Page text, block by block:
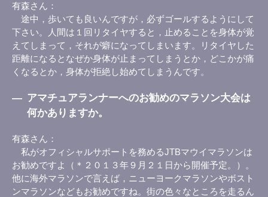
有森さん
途中，歩いても良いんですが，必ずゴールするようにして
下さい。人間は１回リタイヤすると，止めることを身体が覚
えてしまって，それが癖になってしまいます。リタイヤした
距離になるとなぜか身体が止まってしまうとか，どこかが痛
くなるとか，身体が拒絶し始めてしまうんです。
― アマチュアランナーへのお勧めのマラソン大会は
何かありますか。
有森さん
私がオフィシャルサポートを務めるJTBマウイマラソンは
お勧めですよ（＊２０１３年９月２１日から開催予定。）。
他に海外マラソンで言えば，ニューヨークマラソンやボスト
ンマラソンなどもお勧めですね。街の色々なところを走るん